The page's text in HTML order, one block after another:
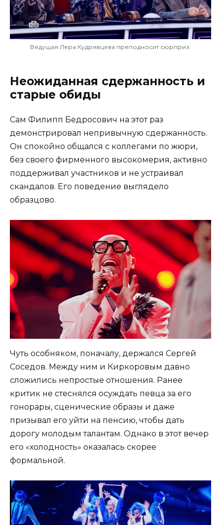
Ведущая Лера Кудрявцева преподносит сюрприз.
Неожиданная сдержанность и
старые обиды
Сам Филипп Бедросович на этот раз
демонстрировал непривычную сдержанность.
Он спокойно общался с коллегами по жюри,
без своего фирменного высокомерия, активно
поддерживал участников и не устраивал
скандалов. Его поведение выглядело
образцово.
Чуть особняком, поначалу, держался Сергей
Соседов. Между ним и Киркоровым давно
сложились непростые отношения. Ранее
критик не стеснялся осуждать певца за его
гонорары, сценические образы и даже
призывал его уйти на пенсию, чтобы дать
дорогу молодым талантам. Однако в этот вечер
его «холодность» оказалась скорее
формальной.